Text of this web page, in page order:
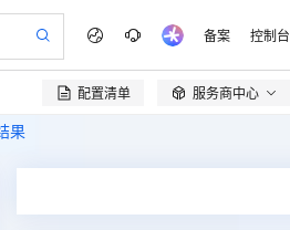
果
备案 控制台
配置清单  服务商中心